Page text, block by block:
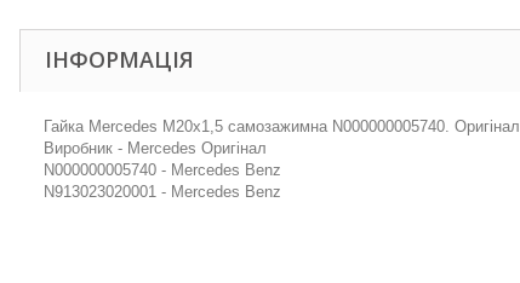
ІНФОРМАЦІЯ
Гайка Mercedes M20x1,5 самозажимна N000000005740. Оригінал
Виробник - Mercedes Оригінал
N000000005740 - Mercedes Benz
N913023020001 - Mercedes Benz